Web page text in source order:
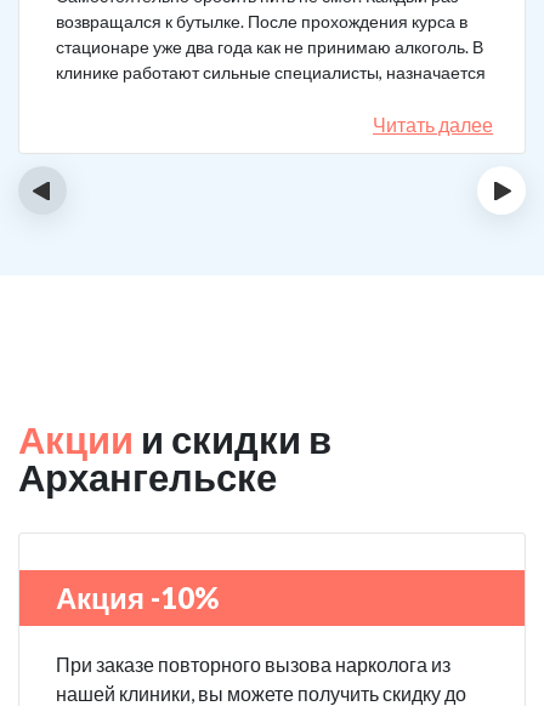
возвращался к бутылке. После прохождения курса в
стационаре уже два года как не принимаю алкоголь. В
клинике работают сильные специалисты, назначается
Читать далее
‹ ›
Акции и скидки в
Архангельске
Акция -10%
При заказе повторного вызова нарколога из
нашей клиники, вы можете получить скидку до